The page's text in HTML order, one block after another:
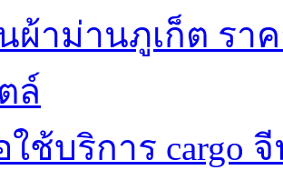
ผ้าม่านภูเก็ต รา
ล์
ใช้บริการ cargo